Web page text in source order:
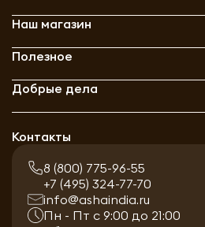
Наш магазин
Полезное
Добрые дела
Контакты
8 (800) 775-96-55
+7 (495) 324-77-70
info@ashaindia.ru
Пн - Пт с 9:00 до 21:00